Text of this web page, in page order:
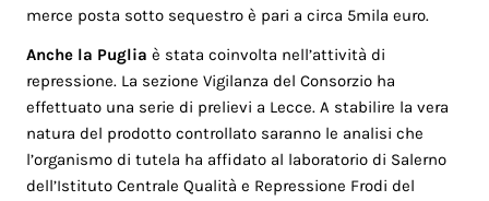
merce posta sotto sequestro è pari a circa 5mila euro.
Anche la Puglia è stata coinvolta nell’attività di
repressione. La sezione Vigilanza del Consorzio ha
effettuato una serie di prelievi a Lecce. A stabilire la vera
natura del prodotto controllato saranno le analisi che
l’organismo di tutela ha affidato al laboratorio di Salerno
dell’Istituto Centrale Qualità e Repressione Frodi del